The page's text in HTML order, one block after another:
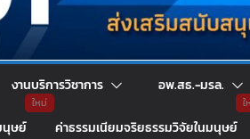
งานบริการวิชาการ อพ.สธ.-มรล.
นุษย์ ค่าธรรมเนียมจริยธรรมวิจัยในมนุษย์